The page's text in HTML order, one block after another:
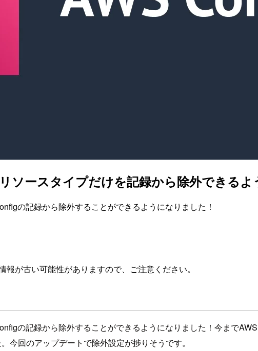
ソースタイプだけを記録から除外できるよ
の記録から除外することができるようになりました！
が古い可能性がありますので、ご注意ください。
の記録から除外することができるようになりました！今まで
今回のアップデートで除外設定が捗りそうです。